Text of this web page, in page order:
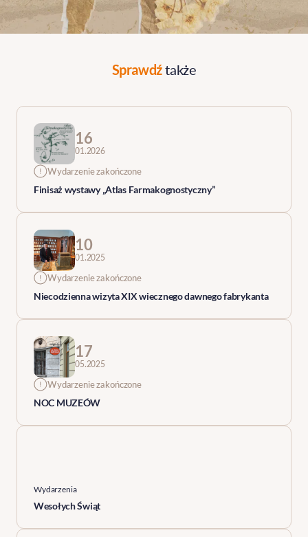
Sprawdźtakże
16
01.2026
Wydarzenie zakończone
Finisaż wystawy „Atlas Farmakognostyczny”
10
01.2025
Wydarzenie zakończone
Niecodzienna wizyta XIX wiecznego dawnego fabrykanta
17
05.2025
Wydarzenie zakończone
NOC MUZEÓW
Wydarzenia
Wesołych Świąt